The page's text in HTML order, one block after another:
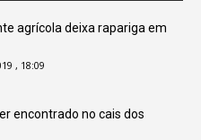
agrícola deixa rapariga em
, 18:09
encontrado no cais dos